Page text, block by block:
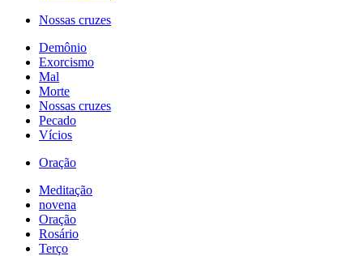
Nossas cruzes
Demônio
Exorcismo
Mal
Morte
Nossas cruzes
Pecado
Vícios
Oração
Meditação
novena
Oração
Rosário
Terço